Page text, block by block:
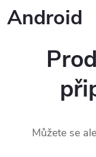
Android
Můžete se